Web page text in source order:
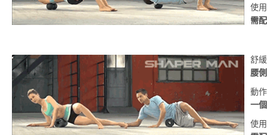
使
需
舒
腰側
動
一
使